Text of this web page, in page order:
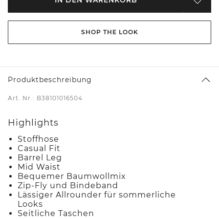
SHOP THE LOOK
Produktbeschreibung
Art. Nr.: B38101016504
Highlights
Stoffhose
Casual Fit
Barrel Leg
Mid Waist
Bequemer Baumwollmix
Zip-Fly und Bindeband
Lässiger Allrounder für sommerliche
Looks
Seitliche Taschen